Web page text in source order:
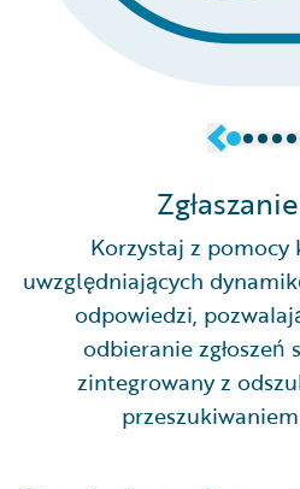
Korzystaj z pomocy
uwzględniających
odpowiedzi,
odbieranie zgłoszeń
zintegrowany z